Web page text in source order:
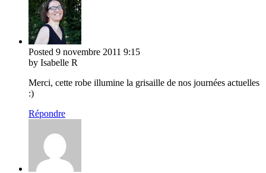
Posted 9 novembre 2011 9:15
by Isabelle R
Merci, cette robe illumine la grisaille de nos journées actuelles
:)
Répondre